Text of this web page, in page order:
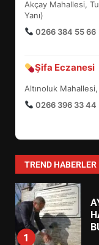
Akçay Mahallesi,
Yanı)
0266 384 55 66
Şifa Eczanesi
Altınoluk
0266 396 33 44
TREND HABERLER
5
6
7
1